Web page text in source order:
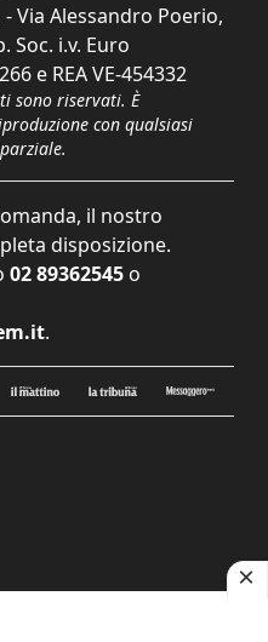
Via Alessandro Poerio,
Soc. i.v. Euro
e REA VE-454332
sono riservati. È
con qualsiasi
il nostro
disposizione.
02 89362545 o
.